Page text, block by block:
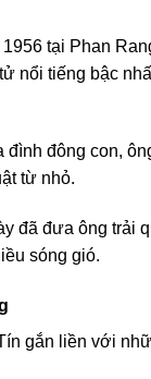
1956 tại Phan
nổi tiếng bậc
đình đông con,
từ nhỏ.
đã đưa ông trải
sóng gió.
gắn liền với